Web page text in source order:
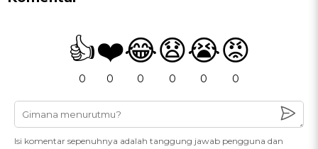
👍
0
❤️
0
😂
0
😧
0
😭
0
😡
0
Isi komentar sepenuhnya adalah tanggung jawab pengguna dan